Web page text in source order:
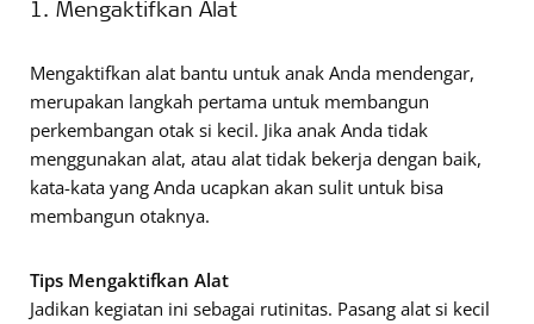
1. Mengaktifkan Alat
Mengaktifkan alat bantu untuk anak Anda mendengar,
merupakan langkah pertama untuk membangun
perkembangan otak si kecil. Jika anak Anda tidak
menggunakan alat, atau alat tidak bekerja dengan baik,
kata-kata yang Anda ucapkan akan sulit untuk bisa
membangun otaknya.
Tips Mengaktifkan Alat
Jadikan kegiatan ini sebagai rutinitas. Pasang alat si kecil